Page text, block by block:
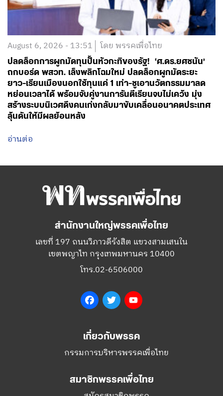
August 6, 2026 - 13:51 โดย พรรคเพื่อไทย
ปลดล็อกการผูกมัดทุนปั้นหัวกะทิของรัฐ! ‘ศ.ดร.ยศชนัน’
ถกบอร์ด พสวท. เล็งพลิกโฉมใหม่ ปลดล็อกผูกมัดระยะ
ยาว-เรียนเมืองนอกใช้ทุนแค่ 1 เท่า-ชูเอานวัตกรรมมาลด
หย่อนเวลาได้ พร้อมจับคู่งานการันตีเรียนจบไม่เคว้ง มุ่ง
สร้างระบบนิเวศดึงคนเก่งกลับมาขับเคลื่อนอนาคตประเทศ
ลุ้นดันให้มีผลย้อนหลัง
อ่านต่อ
สำนักงานใหญ่พรรคเพื่อไทย
เลขที่ 197 ถนนวิภาวดีรังสิต แขวงสามเสนใน
เขตพญาไท กรุงเทพมหานคร 10400
โทร.02-6506000
FacebookTwitter
เกี่ยวกับพรรค
กรรมการบริหารพรรคเพื่อไทย
สมาชิกพรรคเพื่อไทย